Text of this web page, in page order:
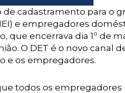
de cadastramento para o
e empregadores
que encerrava dia 1º de
O DET é o novo canal
e os empregadores.
todos os empregadores